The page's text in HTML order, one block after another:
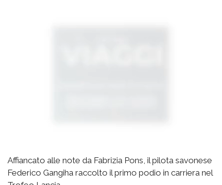
Affiancato alle note da Fabrizia Pons, il pilota savonese
Federico Gangiha raccolto il primo podio in carriera nel